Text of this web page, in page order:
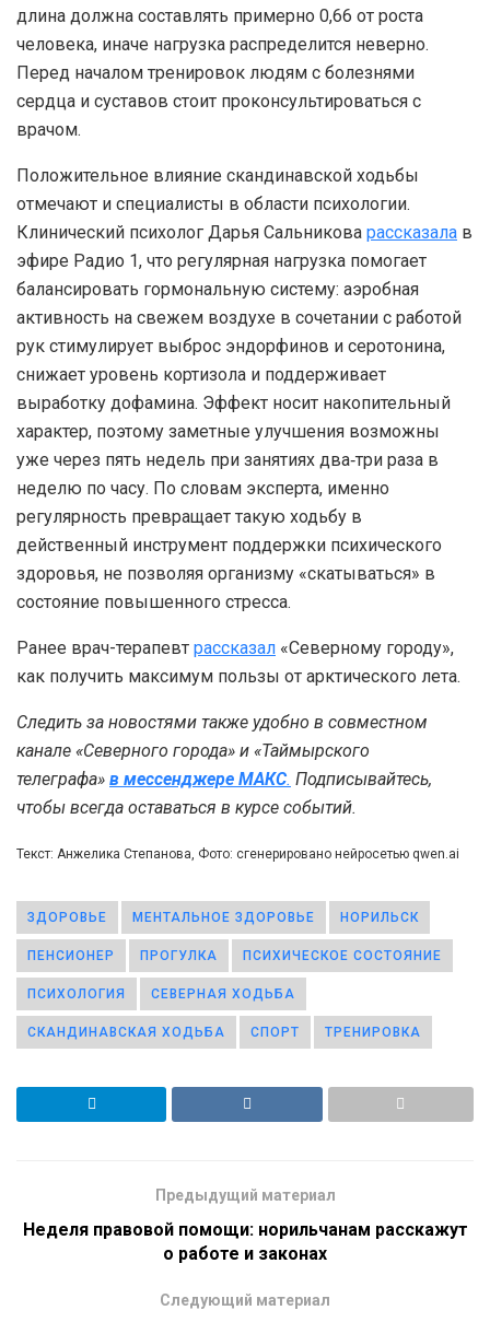
длина должна составлять примерно 0,66 от роста
человека, иначе нагрузка распределится неверно.
Перед началом тренировок людям с болезнями
сердца и суставов стоит проконсультироваться с
врачом.
Положительное влияние скандинавской ходьбы
отмечают и специалисты в области психологии.
Клинический психолог Дарья Сальникова рассказала в
эфире Радио 1, что регулярная нагрузка помогает
балансировать гормональную систему: аэробная
активность на свежем воздухе в сочетании с работой
рук стимулирует выброс эндорфинов и серотонина,
снижает уровень кортизола и поддерживает
выработку дофамина. Эффект носит накопительный
характер, поэтому заметные улучшения возможны
уже через пять недель при занятиях два‑три раза в
неделю по часу. По словам эксперта, именно
регулярность превращает такую ходьбу в
действенный инструмент поддержки психического
здоровья, не позволяя организму «скатываться» в
состояние повышенного стресса.
Ранее врач-терапевт рассказал «Северному городу»,
как получить максимум пользы от арктического лета.
Следить за новостями также удобно в совместном
канале «Северного города» и «Таймырского
телеграфа» в мессенджере MAКС. Подписывайтесь,
чтобы всегда оставаться в курсе событий.
Текст: Анжелика Степанова, Фото: сгенерировано нейросетью qwen.ai
ЗДОРОВЬЕ МЕНТАЛЬНОЕ ЗДОРОВЬЕ НОРИЛЬСК
ПЕНСИОНЕР ПРОГУЛКА ПСИХИЧЕСКОЕ СОСТОЯНИЕ
ПСИХОЛОГИЯ СЕВЕРНАЯ ХОДЬБА
СКАНДИНАВСКАЯ ХОДЬБА СПОРТ ТРЕНИРОВКА
Предыдущий материал
Неделя правовой помощи: норильчанам расскажут
о работе и законах
Следующий материал